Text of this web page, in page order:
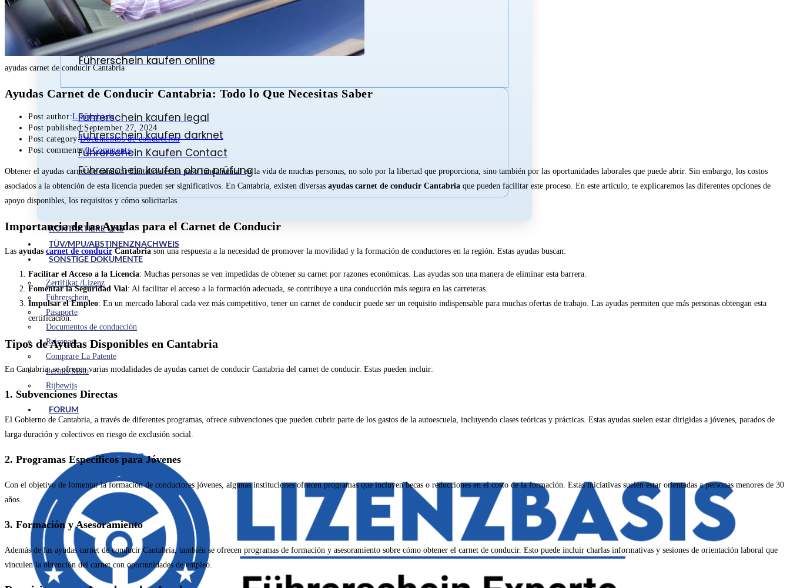
Deutschen führerschein kaufen
Registrierten Führerschein kaufen
Echten führerschein kaufen
Führerschein kaufen online
Führerschein kaufen legal
Führerschein kaufen darknet
Führerschein Kaufen Contact
Führerschein kaufen ohne prüfung
KONTAKTIERE UNS
TÜV/MPU/ABSTINENZNACHWEIS
SONSTIGE DOKUMENTE
Zertifikat /Lizenz
Führerschein
Pasaporte
Documentos de conducción
Reisepass
Comprare La Patente
Permis Moto
Rijbewijs
FORUM
ayudas carnet de conducir Cantabria
Ayudas Carnet de Conducir Cantabria: Todo lo Que Necesitas Saber
Post author:Lizenzbasis
Post published: September 27, 2024
Post category:Documentos de conducción
Post comments:0 Comments
Obtener el ayudas carnet de conducir Cantabria es un paso fundamental en la vida de muchas personas, no solo por la libertad que proporciona, sino también por las oportunidades laborales que puede abrir. Sin embargo, los costos
asociados a la obtención de esta licencia pueden ser significativos. En Cantabria, existen diversas ayudas carnet de conducir Cantabria que pueden facilitar este proceso. En este artículo, te explicaremos las diferentes opciones de
apoyo disponibles, los requisitos y cómo solicitarlas.
Importancia de las Ayudas para el Carnet de Conducir
Las ayudas carnet de conducir Cantabria son una respuesta a la necesidad de promover la movilidad y la formación de conductores en la región. Estas ayudas buscan:
Facilitar el Acceso a la Licencia: Muchas personas se ven impedidas de obtener su carnet por razones económicas. Las ayudas son una manera de eliminar esta barrera.
Fomentar la Seguridad Vial: Al facilitar el acceso a la formación adecuada, se contribuye a una conducción más segura en las carreteras.
Impulsar el Empleo: En un mercado laboral cada vez más competitivo, tener un carnet de conducir puede ser un requisito indispensable para muchas ofertas de trabajo. Las ayudas permiten que más personas obtengan esta
certificación.
Tipos de Ayudas Disponibles en Cantabria
En Cantabria, se ofrecen varias modalidades de ayudas carnet de conducir Cantabria del carnet de conducir. Estas pueden incluir:
1. Subvenciones Directas
El Gobierno de Cantabria, a través de diferentes programas, ofrece subvenciones que pueden cubrir parte de los gastos de la autoescuela, incluyendo clases teóricas y prácticas. Estas ayudas suelen estar dirigidas a jóvenes, parados de
larga duración y colectivos en riesgo de exclusión social.
2. Programas Específicos para Jóvenes
Con el objetivo de fomentar la formación de conductores jóvenes, algunas instituciones ofrecen programas que incluyen becas o reducciones en el costo de la formación. Estas iniciativas suelen estar orientadas a personas menores de 30
años.
3. Formación y Asesoramiento
Además de las ayudas carnet de conducir Cantabria, también se ofrecen programas de formación y asesoramiento sobre cómo obtener el carnet de conducir. Esto puede incluir charlas informativas y sesiones de orientación laboral que
vinculen la obtención del carnet con oportunidades de empleo.